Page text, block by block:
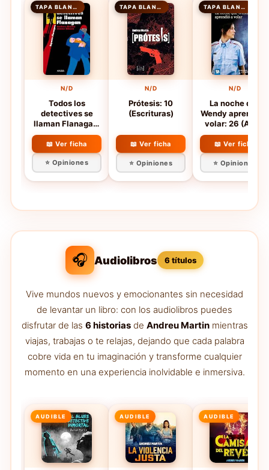
TAPA BLANDA
N/D
Todos los
detectives se
llaman Flanagan:
Serie Flanagan, 1
(LITERATURA
JUVENIL -
Flanagan)
📖 Ver ficha
⭐ Opiniones
TAPA BLANDA
N/D
Prótesis: 10
(Escrituras)
📖 Ver ficha
⭐ Opiniones
TAPA BLANDA
N/D
La noche que
Wendy aprendió a
volar: 26 (Algar
Joven)
📖 Ver ficha
⭐ Opiniones
🎧 Audiolibros 6 títulos
Vive mundos nuevos y emocionantes sin necesidad
de levantar un libro: con los audiolibros puedes
disfrutar de las 6 historiasde Andreu Martinmientras
viajas, trabajas o te relajas, dejando que cada palabra
cobre vida en tu imaginación y transforme cualquier
momento en una experiencia inolvidable e inmersiva.
AUDIBLE AUDIBLE AUDIBLE